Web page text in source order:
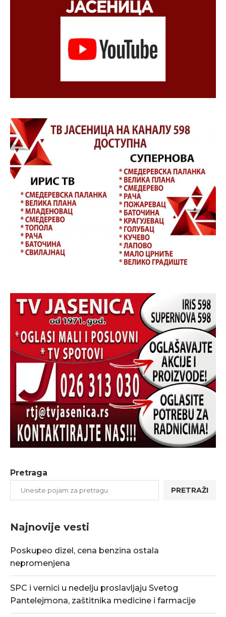
Pretraga
PRETRAŽI
Najnovije vesti
Poskupeo dizel, cena benzina ostala
nepromenjena
SPC i vernici u nedelju proslavljaju Svetog
Pantelejmona, zaštitnika medicine i farmacije